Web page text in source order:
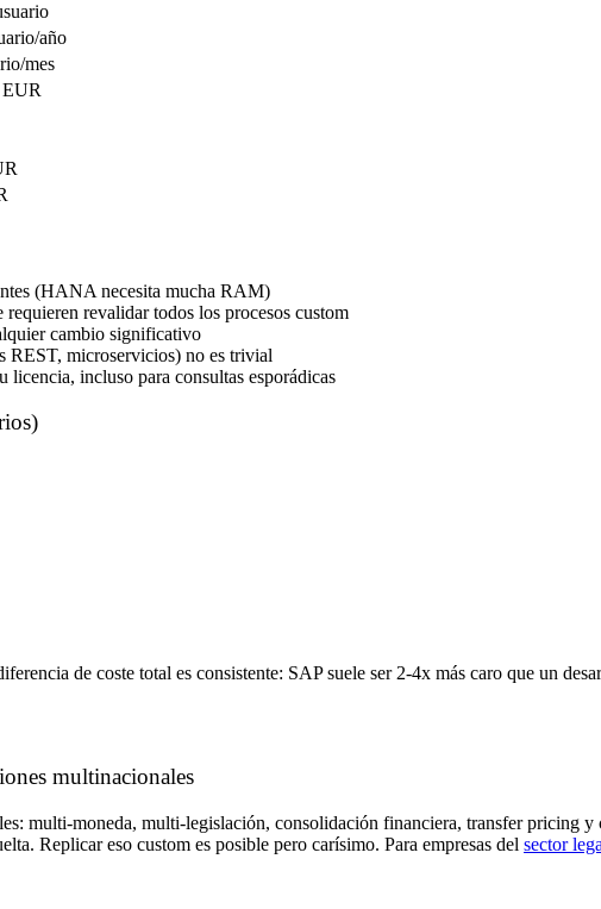
año
mes
(HANA necesita mucha RAM)
revalidar todos los procesos custom
cambio significativo
REST, microservicios) no es trivial
licencia, incluso para consultas esporádicas
de coste total es consistente: SAP suele ser 2-4x más caro que un
multinacionales
multi-moneda, multi-legislación, consolidación financiera, transfer pricing
Replicar eso custom es posible pero carísimo. Para empresas del sector